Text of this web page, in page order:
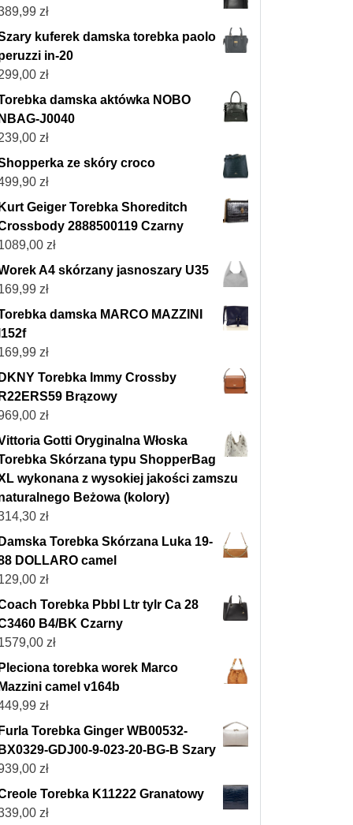
zł
kuferek damska torebka paolo
in-20
zł
damska aktówka NOBO
NBAG-J0040
zł
ze skóry croco
zł
Kurt Geiger Torebka Shoreditch
2888500119 Czarny
zł
A4 skórzany jasnoszary U35
zł
damska MARCO MAZZINI
l152f
zł
DKNY Torebka Immy Crossby
R22ERS59 Brązowy
zł
Gotti Oryginalna Włoska
Skórzana typu ShopperBag
wykonana z wysokiej jakości zamszu
Beżowa (kolory)
zł
Damska Torebka Skórzana Luka 19-
DOLLARO camel
zł
Torebka Pbbl Ltr tylr Ca 28
B4/BK Czarny
zł
Pleciona torebka worek Marco
Mazzini camel v164b
zł
Furla Torebka Ginger WB00532-
BX0329-GDJ00-9-023-20-BG-B Szary
zł
Torebka K11222 Granatowy
zł